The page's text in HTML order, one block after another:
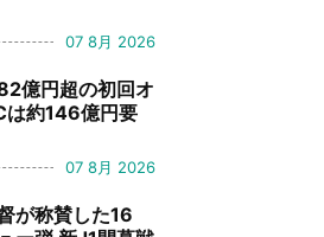
07 8月 2026
億円超の初回オ
は約146億円要
07 8月 2026
が称賛した16